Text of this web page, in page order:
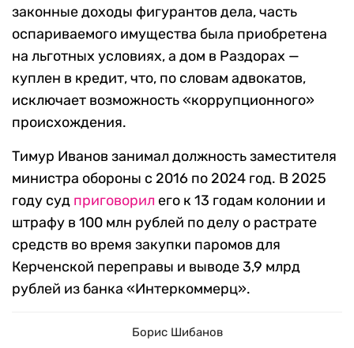
законные доходы фигурантов дела, часть
оспариваемого имущества была приобретена
на льготных условиях, а дом в Раздорах —
куплен в кредит, что, по словам адвокатов,
исключает возможность «коррупционного»
происхождения.
Тимур Иванов занимал должность заместителя
министра обороны с 2016 по 2024 год. В 2025
году суд приговорил его к 13 годам колонии и
штрафу в 100 млн рублей по делу о растрате
средств во время закупки паромов для
Керченской переправы и выводе 3,9 млрд
рублей из банка «Интеркоммерц».
Борис Шибанов